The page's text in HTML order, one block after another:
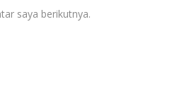
saya berikutnya.